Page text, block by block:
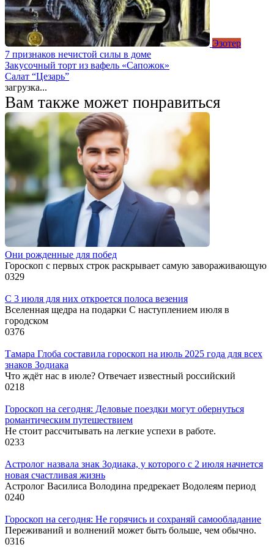
Эзотер
7 признаков нечистой силы в доме
Закусочный торт из вафель «Сапожок»
Салат “Цезарь”
загрузка...
Вам также может понравиться
Они рожденные для побед
Гороскоп с первых строк раскрывает самую завораживающую
0329
С 3 июля для них откроется полоса везения
Вселенная щедра на подарки С наступлением июля в
городском
0376
Тамара Глоба составила гороскоп на июль 2025 года для всех
знаков Зодиака
Что ждёт нас в июле? Отвечает известный российский
0218
Гороскоп на сегодня: Деловые поездки могут обернуться
романтическим путешествием
Не стоит рассчитывать на легкие успехи в работе.
0233
Астролог назвала знак Зодиака, у которого с 2 июля начнется
новая счастливая жизнь
Астролог Василиса Володина предрекает Водолеям период
0240
Гороскоп на сегодня: Не горячись и сохраняй самообладание
Переживаний и волнений может быть больше, чем обычно.
0316